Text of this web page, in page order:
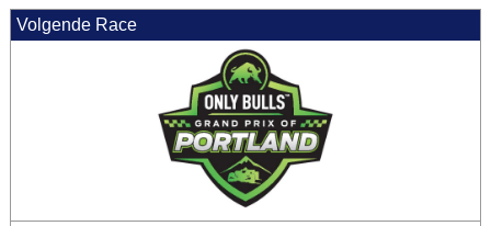
Volgende Race